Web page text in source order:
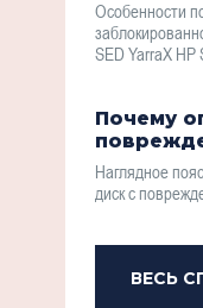
Особенности
SED YarraX HP
Почему
Наглядное
диск с
ВЕСЬ